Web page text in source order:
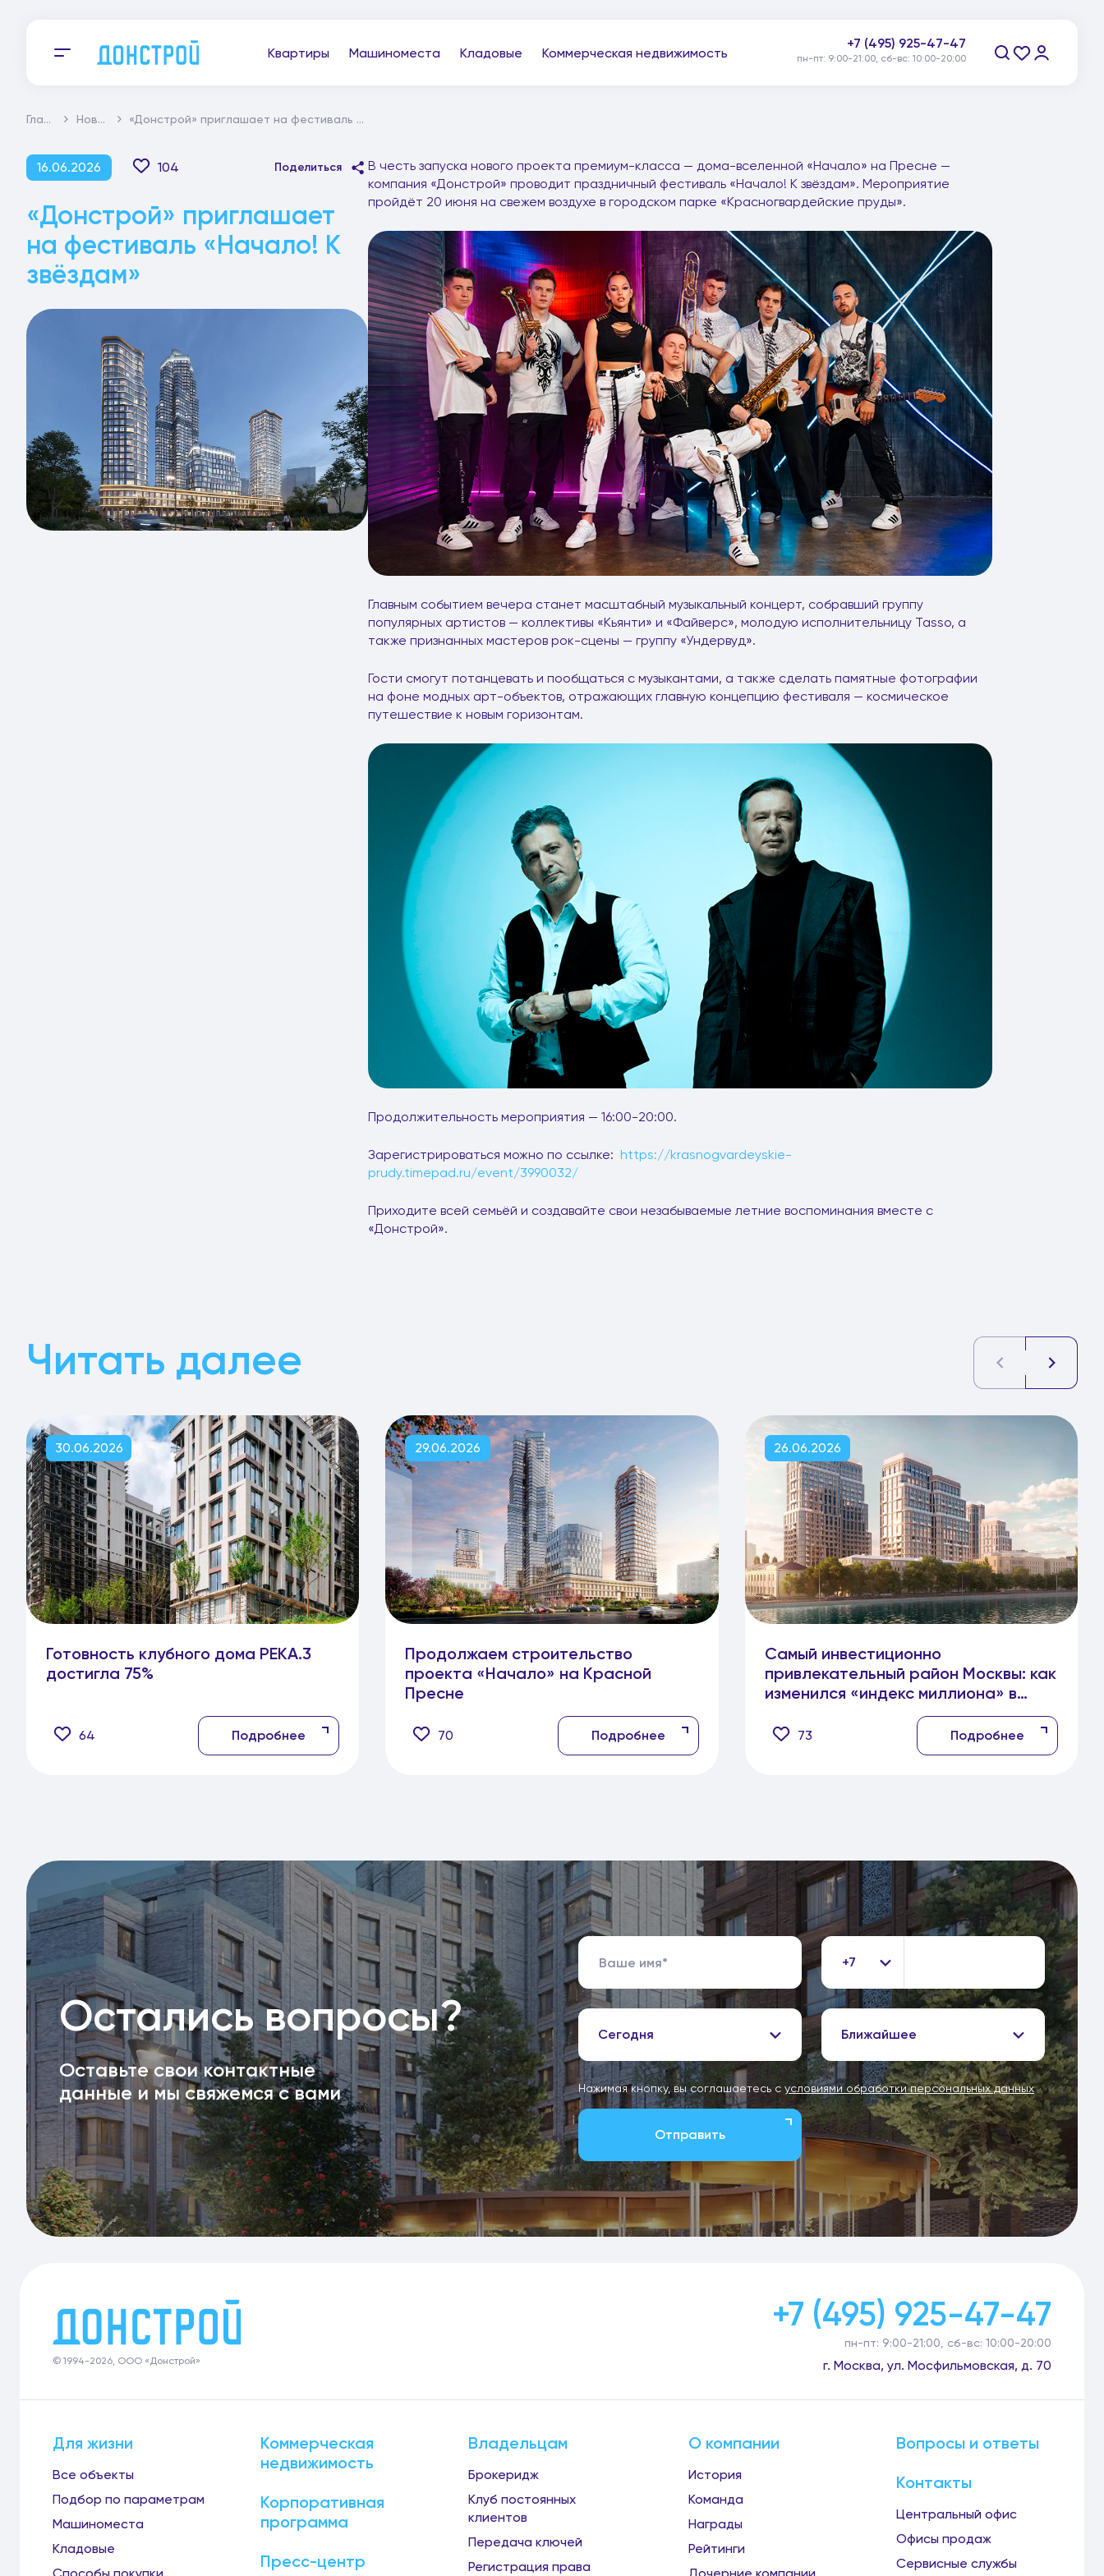
Квартиры Машиноместа Кладовые Коммерческая недвижимость
+7 (495) 925-47-47
пн-пт: 9:00-21:00, сб-вс: 10:00-20:00
Главная Новости «Донстрой» приглашает на фестиваль «Начало! К звёздам»
16.06.2026 104 Поделиться
«Донстрой» приглашает
на фестиваль «Начало! К
звёздам»
В честь запуска нового проекта премиум-класса — дома-вселенной «Начало» на Пресне —
компания «Донстрой» проводит праздничный фестиваль «Начало! К звёздам». Мероприятие
пройдёт 20 июня на свежем воздухе в городском парке «Красногвардейские пруды».
Главным событием вечера станет масштабный музыкальный концерт, собравший группу
популярных артистов — коллективы «Кьянти» и «Файверс», молодую исполнительницу Tasso, а
также признанных мастеров рок-сцены — группу «Ундервуд».
Гости смогут потанцевать и пообщаться с музыкантами, а также сделать памятные фотографии
на фоне модных арт-объектов, отражающих главную концепцию фестиваля — космическое
путешествие к новым горизонтам.
Продолжительность мероприятия — 16:00-20:00.
Зарегистрироваться можно по ссылке: https://krasnogvardeyskie-
prudy.timepad.ru/event/3990032/
Приходите всей семьёй и создавайте свои незабываемые летние воспоминания вместе с
«Донстрой».
Читать далее
30.06.2026
Готовность клубного дома РЕКА.3
достигла 75%
64 Подробнее
29.06.2026
Продолжаем строительство
проекта «Начало» на Красной
Пресне
70 Подробнее
26.06.2026
Самый инвестиционно
привлекательный район Москвы: как
изменился «индекс миллиона» в
Замоскворечье за год
73 Подробнее
Остались вопросы?
Оставьте свои контактные
данные и мы свяжемся с вами
+7
Сегодня Ближайшее
Нажимая кнопку, вы соглашаетесь с условиями обработки персональных данных
Отправить
© 1994-2026, ООО «Донстрой»
+7 (495) 925-47-47
пн-пт: 9:00-21:00, сб-вс: 10:00-20:00
г. Москва, ул. Мосфильмовская, д. 70
Для жизни
Все объекты
Подбор по параметрам
Машиноместа
Кладовые
Коммерческая
недвижимость
Корпоративная
программа
Пресс-центр
Владельцам
Брокеридж
Клуб постоянных
клиентов
Передача ключей
Регистрация права
О компании
История
Команда
Награды
Рейтинги
Вопросы и ответы
Контакты
Центральный офис
Офисы продаж
Сервисные службы